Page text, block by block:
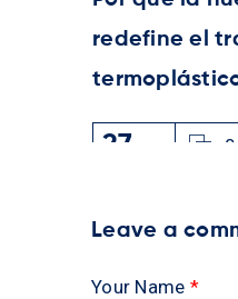
redefine el
27 0
Leave a
Your Name *